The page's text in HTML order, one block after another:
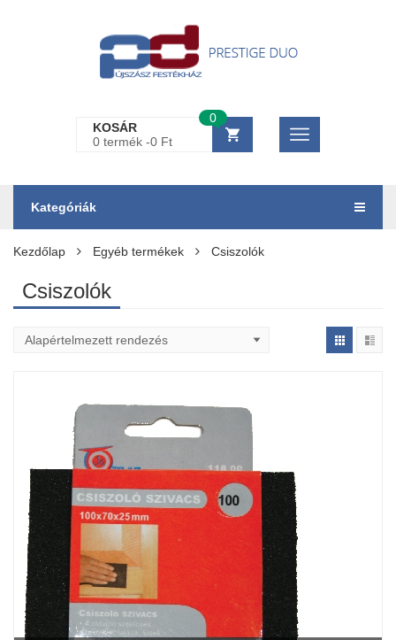
KOSÁR
0 termék -0 Ft
0
Kategóriák
Kezdőlap Egyéb termékek Csiszolók
Csiszolók